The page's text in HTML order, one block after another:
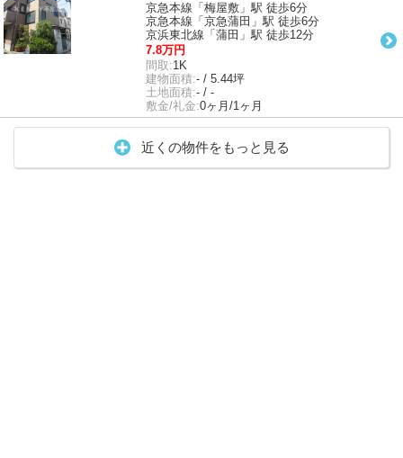
京急本線「梅屋敷」駅 徒歩6分
京急本線「京急蒲田」駅 徒歩6分
京浜東北線「蒲田」駅 徒歩12分
7.8万円
間取:1K
建物面積:- / 5.44坪
土地面積:- / -
敷金/礼金:0ヶ月/1ヶ月
近くの物件をもっと見る